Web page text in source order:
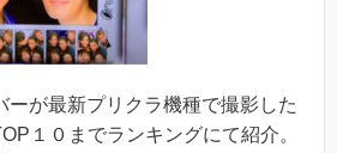
ーが最新プリクラ機種で撮影した
１０までランキングにて紹介。